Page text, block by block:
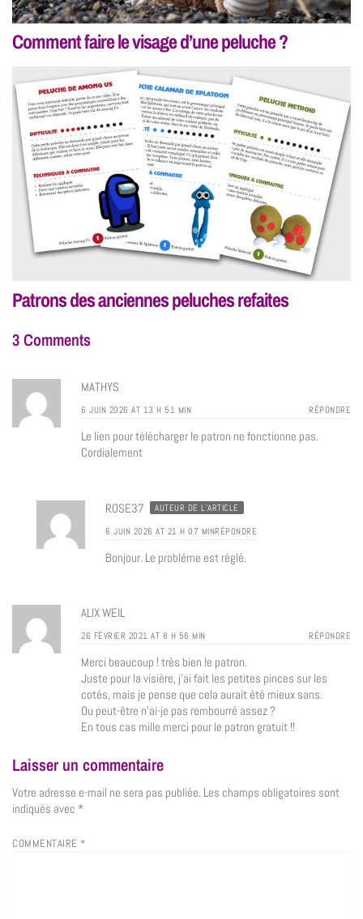
Comment faire le visage d’une peluche ?
Patrons des anciennes peluches refaites
3 Comments
MATHYS
6 JUIN 2026 AT 13 H 51 MIN RÉPONDRE
Le lien pour télécharger le patron ne fonctionne pas.
Cordialement
ROSE37 AUTEUR DE L’ARTICLE
6 JUIN 2026 AT 21 H 07 MINRÉPONDRE
Bonjour. Le probléme est réglé.
ALIX WEIL
26 FÉVRIER 2021 AT 8 H 56 MIN RÉPONDRE
Merci beaucoup ! très bien le patron.
Juste pour la visière, j’ai fait les petites pinces sur les
cotés, mais je pense que cela aurait été mieux sans.
Ou peut-être n’ai-je pas rembourré assez ?
En tous cas mille merci pour le patron gratuit !!
Laisser un commentaire
Votre adresse e-mail ne sera pas publiée. Les champs obligatoires sont
indiqués avec *
COMMENTAIRE *